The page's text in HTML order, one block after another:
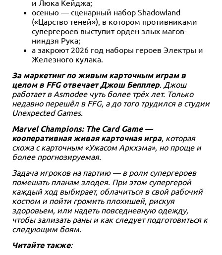
1 отзыв
Купить
Уведомить о наличии
Купить
Купить
1 отзыв
Уведомить о наличии
Купить
и Люка Кейджа;
осенью — сценарный набор Shadowland
(«Царство теней»), в котором противниками
супергероев выступит орден злых магов-
ниндзя Рука;
а закроют 2026 год наборы героев Электры и
Железного кулака.
За маркетинг по живым карточным играм в
целом в FFG отвечает Джош Бепплер. Джош
работает в Asmodee чуть более трёх лет. Только
недавно перешёл в FFG, а до того трудился в студии
Unexpected Games.
Marvel Champions: The Card Game —
кооперативная живая карточная игра, которая
схожа с карточным «Ужасом Аркхэма», но проще и
более прогнозируемая.
Задача игроков на партию — в роли супергероев
помешать планам злодея. При этом супергерой
каждый ход выбирает, облачиться в свой рабочий
костюм и пойти громить плохишей, рискуя
здоровьем, или надеть повседневную одежду,
чтобы зализать раны и как следует подготовиться к
следующим боям.
Читайте также: